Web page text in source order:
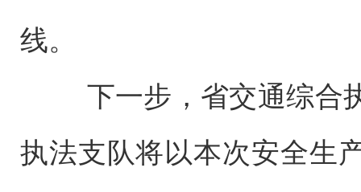
线。
下一步，省交通综合执
执法支队将以本次安全生